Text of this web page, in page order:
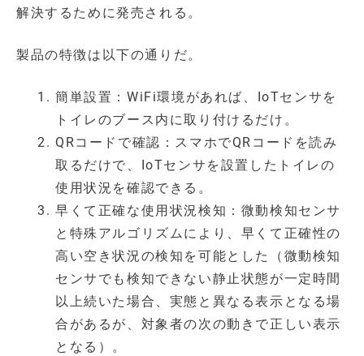
解決するために発売される。
製品の特徴は以下の通りだ。
簡単設置：WiFi環境があれば、IoTセンサを
トイレのブース内に取り付けるだけ。
QRコードで確認：スマホでQRコードを読み
取るだけで、IoTセンサを設置したトイレの
使用状況を確認できる。
早くて正確な使用状況検知：微動検知センサ
と特殊アルゴリズムにより、早くて正確性の
高い空き状況の検知を可能とした（微動検知
センサでも検知できない静止状態が一定時間
以上続いた場合、実態と異なる表示となる場
合があるが、対象者の次の動きで正しい表示
となる）。